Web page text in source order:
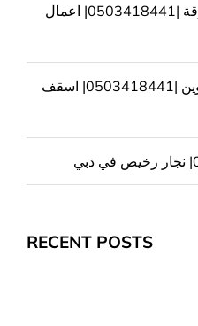
شركة صيانة عامة في الشارقة |0503418441| اعمال
تركيب فورسيلنج في ام القيوين |0503418441| اسقف
RECENT POSTS